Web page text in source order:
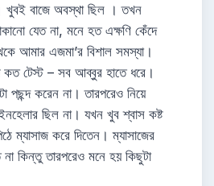
খুবই বাজে অবস্থা ছিল । তখন
যেত না, মনে হত এক্ষণি কেঁদে
আমার এজমা’র বিশাল সমস্যা।
টেস্ট – সব আব্বুর হাতে ধরে।
করেন না। তারপরেও নিয়ে
ছিল না। যখন খুব শ্বাস কষ্ট
ম্যাসাজ করে দিতেন। ম্যাসাজের
কিন্তু তারপরেও মনে হয় কিছুটা